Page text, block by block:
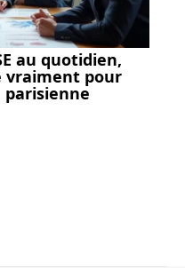
au quotidien,
vraiment pour